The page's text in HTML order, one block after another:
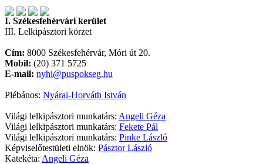
I. Székesfehérvári kerület
III. Lelkipásztori körzet
Cím: 8000 Székesfehérvár, Móri út 20.
Mobil: (20) 371 5725
E-mail: nyhi@puspokseg.hu
Plébános: Nyárai-Horváth István
Világi lelkipásztori munkatárs: Angeli Géza
Világi lelkipásztori munkatárs: Fekete Pál
Világi lelkipásztori munkatárs: Pinke László
Képviselőtestületi elnök: Pásztor László
Katekéta: Angeli Géza